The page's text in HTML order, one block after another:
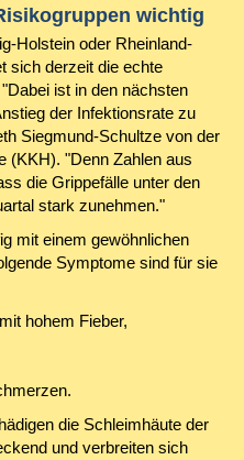
wichtig
Holstein oder Rheinland-
sich derzeit die echte
ist in den nächsten
der Infektionsrate zu
Siegmund-Schultze von der
(KKH). "Denn Zahlen aus
die Grippefälle unter den
stark zunehmen."
mit einem gewöhnlichen
Symptome sind für sie
hohem Fieber,
die Schleimhäute der
und verbreiten sich